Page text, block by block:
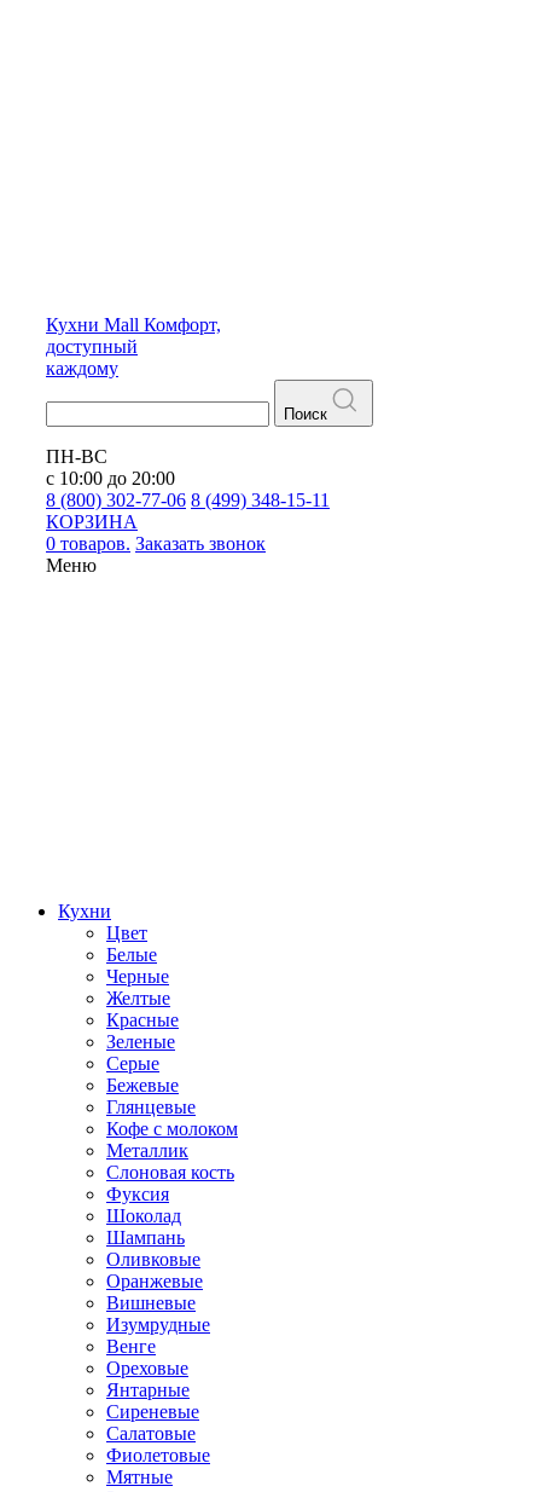
Кухни Mall Комфорт,
доступный
каждому
Поиск
ПН-ВС
с 10:00 до 20:00
8 (800) 302-77-06 8 (499) 348-15-11
КОРЗИНА
0 товаров. Заказать звонок
Меню
Кухни
Цвет
Белые
Черные
Желтые
Красные
Зеленые
Серые
Бежевые
Глянцевые
Кофе с молоком
Металлик
Слоновая кость
Фуксия
Шоколад
Шампань
Оливковые
Оранжевые
Вишневые
Изумрудные
Венге
Ореховые
Янтарные
Сиреневые
Салатовые
Фиолетовые
Мятные